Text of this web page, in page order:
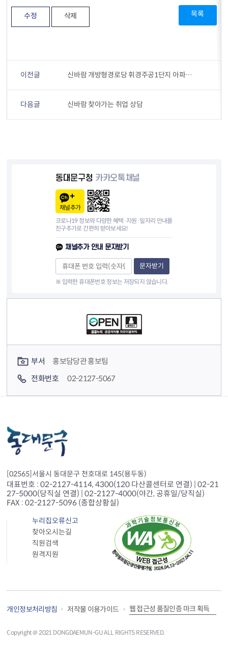
수정 삭제 목록
이전글 신바람 개방형경로당 휘경주공1단지 아파트 경로당 방문기
다음글 신바람 찾아가는 취업 상담
동대문구청 카카오톡채널
채널추가
코로나19 정보와 다양한 혜택·지원·일자리 안내를
친구추가로 간편히 받아보세요!
채널추가 안내 문자받기
문자받기
※ 입력한 휴대폰번호 정보는 저장되지 않습니다.
부서
홍보담당관 홍보팀
전화번호
02-2127-5067
[02565]서울시 동대문구 천호대로 145(용두동)
대표번호 : 02-2127-4114, 4300(120 다산콜센터로 연결) | 02-21
27-5000(당직실 연결) | 02-2127-4000(야간, 공휴일/당직실)
FAX : 02-2127-5096 (종합상황실)
누리집오류신고
찾아오시는길
직원검색
원격지원
개인정보처리방침 저작물 이용가이드 웹 접근성 품질인증 마크 획득
Copyright＠ 2021 DONGDAEMUN-GU ALL RIGHTS RESERVED.